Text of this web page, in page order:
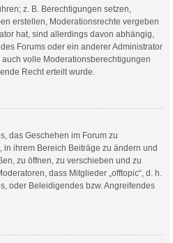
z. B. Berechtigungen setzen,
erstellen, Moderationsrechte vergeben
hat, sind allerdings davon abhängig,
Forums oder ein anderer Administrator
volle Moderationsberechtigungen
Recht erteilt wurde.
das Geschehen im Forum zu
ihrem Bereich Beiträge zu ändern und
zu öffnen, zu verschieben und zu
dass Mitglieder „offtopic“, d. h.
oder Beleidigendes bzw. Angreifendes